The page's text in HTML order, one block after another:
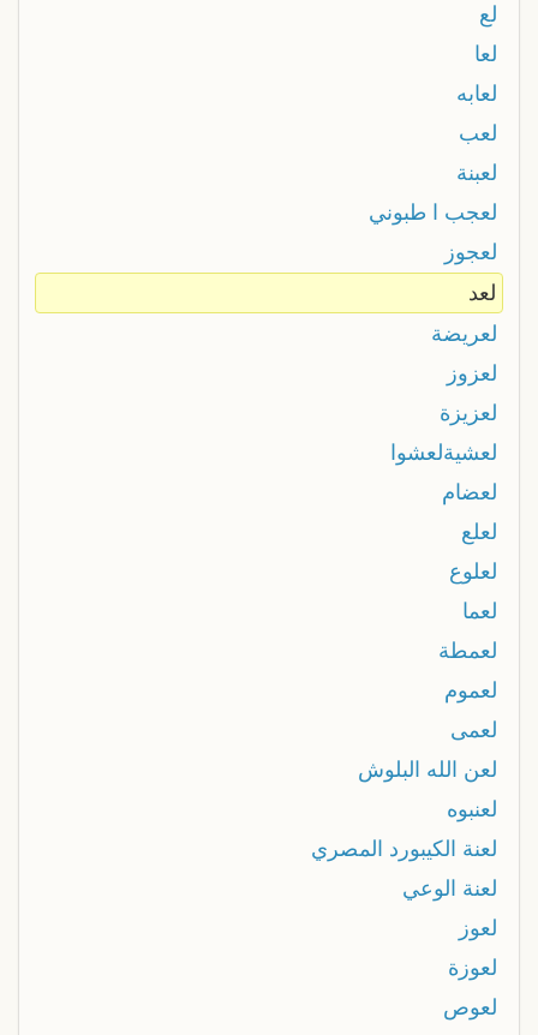
لع
لعا
لعابه
لعب
لعبنة
لعجب ا طبوني
لعجوز
لعد
لعريضة
لعزوز
لعزيزة
لعشيةلعشوا
لعضام
لعلع
لعلوع
لعما
لعمطة
لعموم
لعمى
لعن الله البلوش
لعنبوه
لعنة الكيبورد المصري
لعنة الوعي
لعوز
لعوزة
لعوص